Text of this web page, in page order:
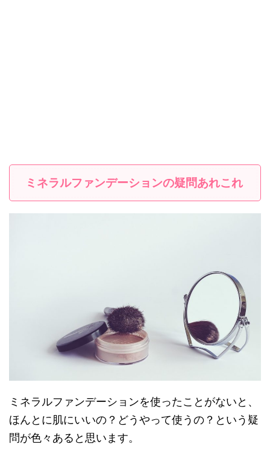
ミネラルファンデーションの疑問あれこれ
ミネラルファンデーションを使ったことがないと、
ほんとに肌にいいの？どうやって使うの？という疑
問が色々あると思います。